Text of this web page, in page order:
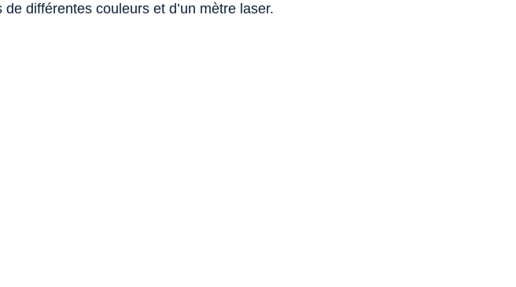
différentes couleurs et d’un mètre laser.